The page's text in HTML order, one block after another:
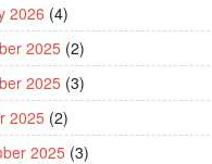
2026 (4)
2025 (2)
2025 (3)
2025 (2)
2025 (3)